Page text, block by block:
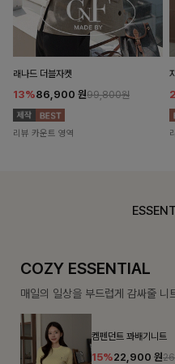
래나드 더블자켓
13%86,900 원99,800원
리뷰 카운트 영역
COZY ESSENTIAL
매일의 일상을 부드럽게 감싸줄 니
켐펜던트 꽈배기니트
15%22,900원